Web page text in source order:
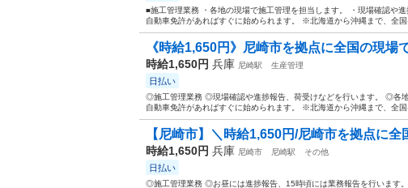
■施工管理業務 ・各地の現場で施工管理を担当します。 ・現場確認や
自動車免許があればすぐに始められます。 ※北海道から沖縄まで、全
《時給1,650円》尼崎市を拠点に全国の現
時給1,650円 兵庫 尼崎駅 生産管理
日払い
◎施工管理業務 ◎現場確認や進捗報告、荷受けなどを行います。 ◎各
自動車免許があればすぐに始められます。 ※北海道から沖縄まで、全
【尼崎市】＼時給1,650円/尼崎市を拠点に
時給1,650円 兵庫 尼崎市 尼崎駅 その他
日払い
◎施工管理業務 ◎お昼には進捗報告、15時頃には業務報告を行います